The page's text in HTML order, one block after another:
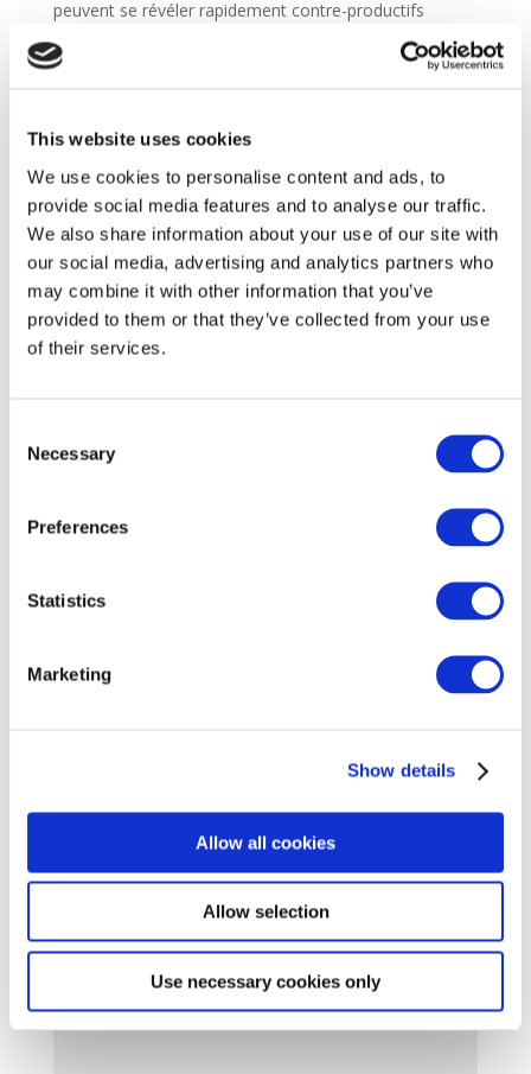
This website uses cookies
We use cookies to personalise content and ads, to
provide social media features and to analyse our traffic.
We also share information about your use of our site with
our social media, advertising and analytics partners who
may combine it with other information that you’ve
provided to them or that they’ve collected from your use
of their services.
Selection
Necessary
Preferences
Statistics
Marketing
Show details
Allow all cookies
Allow selection
Use necessary cookies only
peuvent se révéler rapidement contre-productifs
Au final, N’oublions pas que nous passons près du tiers
Alors profitez,
aujourd’hui 5 mai
2020,c’est la journée
mondiale du rire !
Article paru dans la revue Gestion HEC Montréal et écrit
Pour vous faire accompagner
Poster le commentaire
Votre adresse e-mail ne sera pas publiée.
obligatoires sont indiqués avec*